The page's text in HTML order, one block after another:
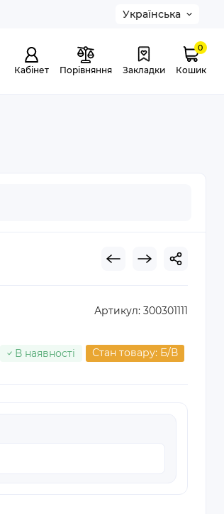
Українська
Кабінет Порівняння Закладки
0
Кошик
Артикул: 300301111
В наявності Стан товару: Б/В